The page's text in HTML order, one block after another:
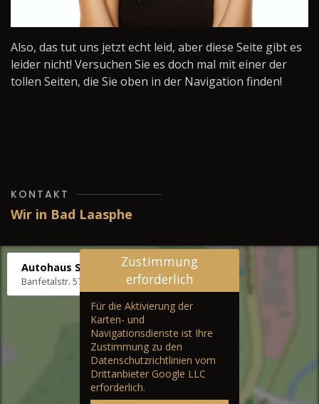
Also, das tut uns jetzt echt leid, aber diese Seite gibt es
leider nicht! Versuchen Sie es doch mal mit einer der
tollen Seiten, die Sie oben in der Navigation finden!
KONTAKT
Wir in Bad Laasphe
Autohaus Stenger
Banfetalstr. 57, 57334 Bad Laasphe
Zustimmung
erforderlich
Für die Aktivierung der
Karten- und
Navigationsdienste ist Ihre
Zustimmung zu den
Datenschutzrichtlinien vom
Drittanbieter Google LLC
erforderlich.